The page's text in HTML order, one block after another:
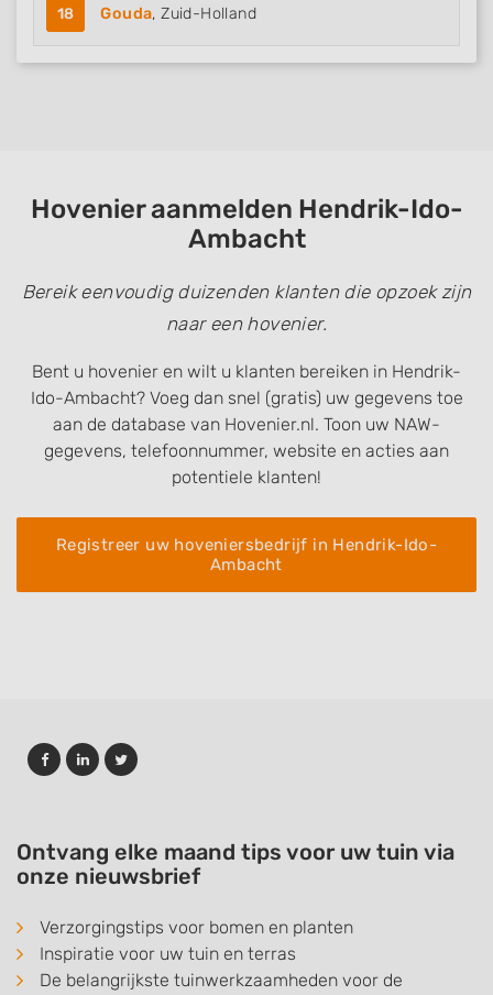
18 Gouda, Zuid-Holland
Hovenier aanmelden Hendrik-Ido-
Ambacht
Bereik eenvoudig duizenden klanten die opzoek zijn
naar een hovenier.
Bent u hovenier en wilt u klanten bereiken in Hendrik-
Ido-Ambacht? Voeg dan snel (gratis) uw gegevens toe
aan de database van Hovenier.nl. Toon uw NAW-
gegevens, telefoonnummer, website en acties aan
potentiele klanten!
Registreer uw hoveniersbedrijf in Hendrik-Ido-
Ambacht
Ontvang elke maand tips voor uw tuin via
onze nieuwsbrief
Verzorgingstips voor bomen en planten
Inspiratie voor uw tuin en terras
De belangrijkste tuinwerkzaamheden voor de